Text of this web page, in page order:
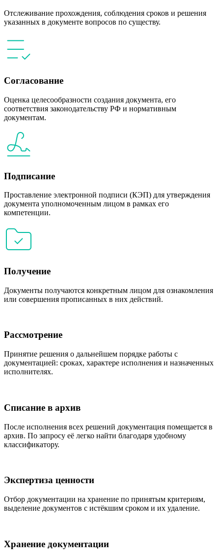
Отслеживание прохождения, соблюдения сроков и решения
указанных в документе вопросов по существу.
Согласование
Оценка целесообразности создания документа, его
соответствия законодательству РФ и нормативным
документам.
Подписание
Проставление электронной подписи (КЭП) для утверждения
документа уполномоченным лицом в рамках его
компетенции.
Получение
Документы получаются конкретным лицом для ознакомления
или совершения прописанных в них действий.
Рассмотрение
Принятие решения о дальнейшем порядке работы с
документацией: сроках, характере исполнения и назначенных
исполнителях.
Списание в архив
После исполнения всех решений документация помещается в
архив. По запросу её легко найти благодаря удобному
классификатору.
Экспертиза ценности
Отбор документации на хранение по принятым критериям,
выделение документов с истёкшим сроком и их удаление.
Хранение документации